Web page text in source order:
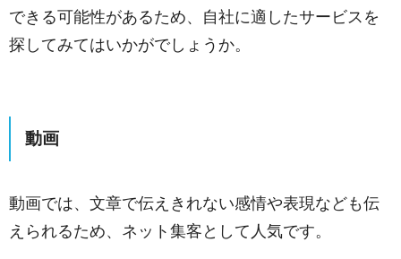
できる可能性があるため、自社に適したサービスを
探してみてはいかがでしょうか。
動画
動画では、文章で伝えきれない感情や表現なども伝
えられるため、ネット集客として人気です。